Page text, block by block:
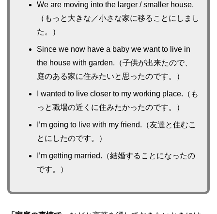
We are moving into the larger / smaller house.
（もっと大きな／小さな家に移ることにしまし
た。）
Since we now have a baby we want to live in
the house with garden.（子供が出来たので、
庭のある家に住みたいと思ったのです。）
I wanted to live closer to my working place.（も
っと職場の近くに住みたかったのです。）
I’m going to live with my friend.（友達と住むこ
とにしたのです。）
I’m getting married.（結婚することになったの
です。）